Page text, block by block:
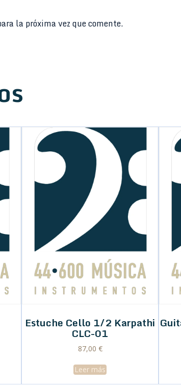
la próxima vez que comente.
Estuche Cello 1/2 Karpathi
CLC-01
87,00 €
Leer más